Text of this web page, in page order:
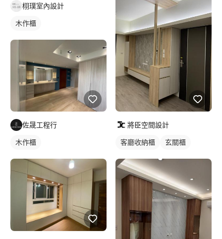
栩璞室內設計
木作櫃
佐晟工程行
木作櫃
將臣空間設計
客廳收納櫃 玄關櫃